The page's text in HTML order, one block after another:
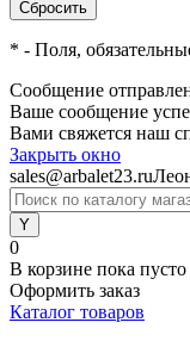
* - Поля,
Сообщение
Ваше сообщение
Вами свяжется наш
Закрыть окно
sales@arbalet23.ru
0
В корзине пока пусто
Оформить заказ
Каталог товаров